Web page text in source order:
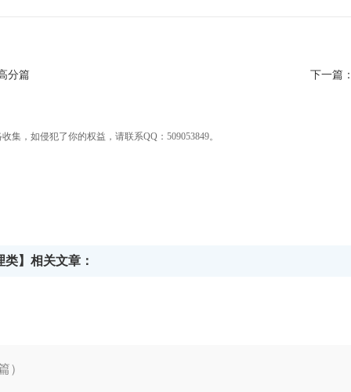
分篇 下一篇
集，如侵犯了你的权益，请联系QQ：509053849。
】相关文章：
）